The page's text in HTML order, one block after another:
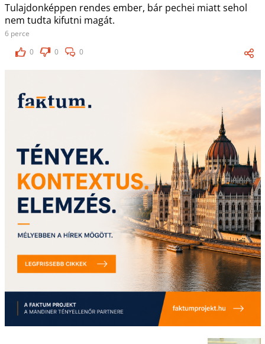
Tulajdonképpen rendes ember, bár pechei miatt sehol
nem tudta kifutni magát.
6 perce
0
0 0